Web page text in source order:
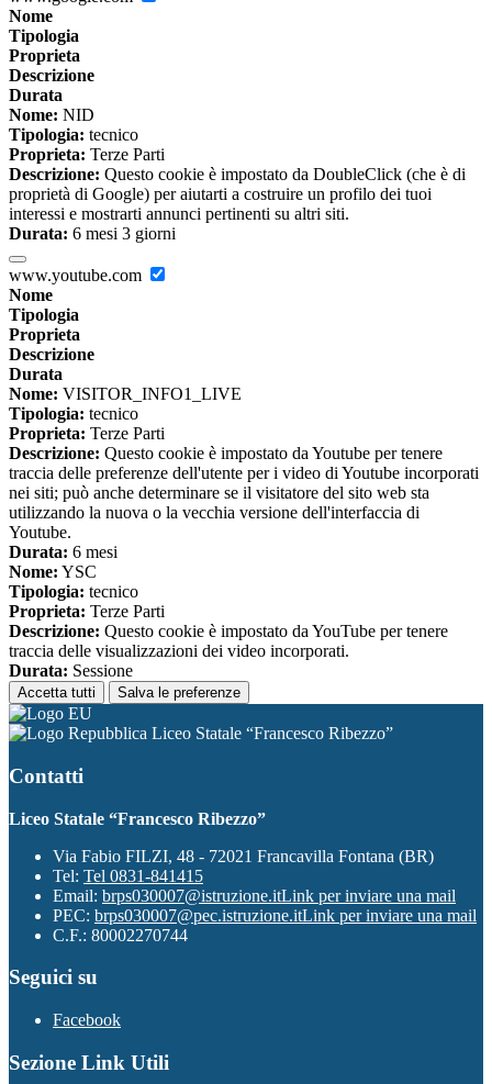
Nome
Tipologia
Proprieta
Descrizione
Durata
Nome: NID
Tipologia: tecnico
Proprieta: Terze Parti
Descrizione: Questo cookie è impostato da DoubleClick (che è di
proprietà di Google) per aiutarti a costruire un profilo dei tuoi
interessi e mostrarti annunci pertinenti su altri siti.
Durata: 6 mesi 3 giorni
www.youtube.com
Nome
Tipologia
Proprieta
Descrizione
Durata
Nome: VISITOR_INFO1_LIVE
Tipologia: tecnico
Proprieta: Terze Parti
Descrizione: Questo cookie è impostato da Youtube per tenere
traccia delle preferenze dell'utente per i video di Youtube incorporati
nei siti; può anche determinare se il visitatore del sito web sta
utilizzando la nuova o la vecchia versione dell'interfaccia di
Youtube.
Durata: 6 mesi
Nome: YSC
Tipologia: tecnico
Proprieta: Terze Parti
Descrizione: Questo cookie è impostato da YouTube per tenere
traccia delle visualizzazioni dei video incorporati.
Durata: Sessione
Accetta tutti Salva le preferenze
Liceo Statale “Francesco Ribezzo”
Contatti
Liceo Statale “Francesco Ribezzo”
Via Fabio FILZI, 48 - 72021 Francavilla Fontana (BR)
Tel: Tel 0831-841415
Email: brps030007@istruzione.itLink per inviare una mail
PEC: brps030007@pec.istruzione.itLink per inviare una mail
C.F.: 80002270744
Seguici su
Facebook
Sezione Link Utili